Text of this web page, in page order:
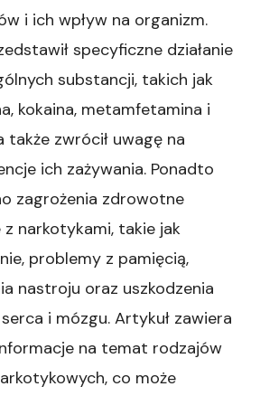
i ich wpływ na organizm.
specyficzne działanie
substancji, takich jak
kokaina, metamfetamina i
także zwrócił uwagę na
ich zażywania. Ponadto
zagrożenia zdrowotne
z narkotykami, takie jak
problemy z pamięcią,
nastroju oraz uszkodzenia
i mózgu. Artykuł zawiera
na temat rodzajów
co może